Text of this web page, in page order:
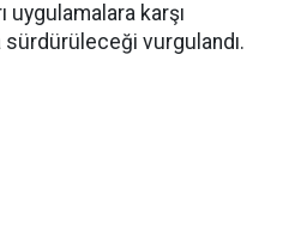
uygulamalara karşı
sürdürüleceği vurgulandı.